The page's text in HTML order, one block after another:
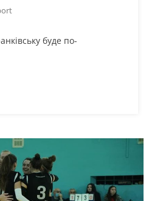
буде по-